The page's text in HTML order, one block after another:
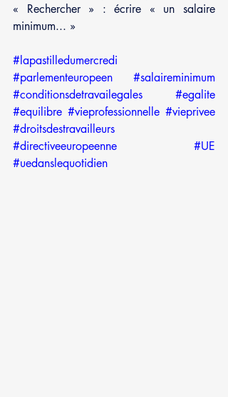
« Rechercher » : écrire « un salaire
minimum... »
#lapastilledumercredi
#parlementeuropeen
#salaireminimum
#conditionsdetravailegales
#egalite
#equilibre #vieprofessionnelle #vieprivee
#droitsdestravailleurs
#directiveeuropeenne
#UE
#uedanslequotidien